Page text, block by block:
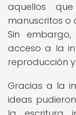
aquellos
manuscritos o
Sin
acceso a la
reproducción
Gracias a la
ideas